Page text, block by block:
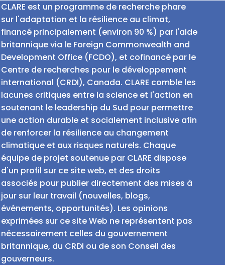
CLARE est un programme de recherche phare
sur l'adaptation et la résilience au climat,
financé principalement (environ 90 %) par l'aide
britannique via le Foreign Commonwealth and
Development Office (FCDO), et cofinancé par le
Centre de recherches pour le développement
international (CRDI), Canada. CLARE comble les
lacunes critiques entre la science et l'action en
soutenant le leadership du Sud pour permettre
une action durable et socialement inclusive afin
de renforcer la résilience au changement
climatique et aux risques naturels. Chaque
équipe de projet soutenue par CLARE dispose
d'un profil sur ce site web, et des droits
associés pour publier directement des mises à
jour sur leur travail (nouvelles, blogs,
événements, opportunités). Les opinions
exprimées sur ce site Web ne représentent pas
nécessairement celles du gouvernement
britannique, du CRDI ou de son Conseil des
gouverneurs.